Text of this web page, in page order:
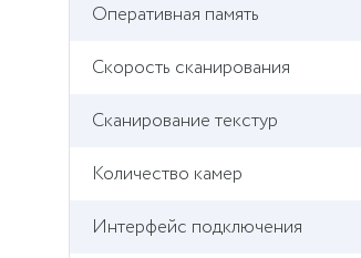
Оперативная память
Скорость сканирования
Сканирование текстур
Количество камер
Интерфейс подключения